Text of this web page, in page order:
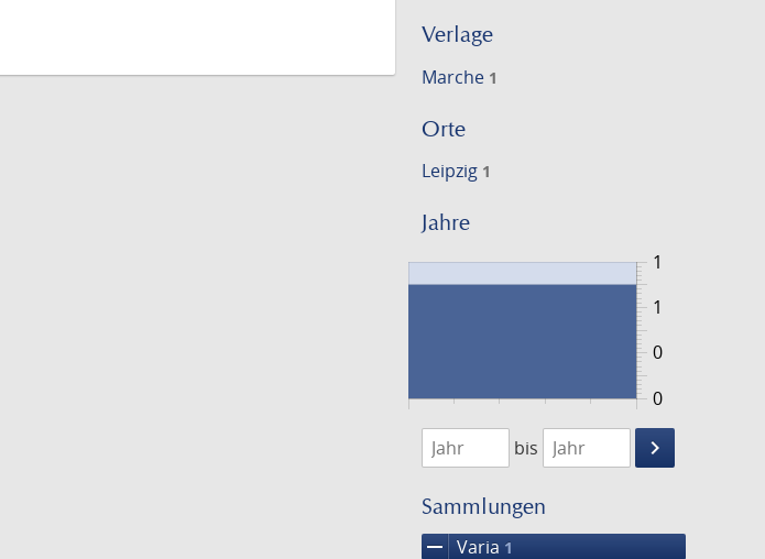
Verlage
Marche 1
Orte
Leipzig 1
Jahre
0
1
0
1
1756
1757
bis
keyboard_arrow_right
Suche
Sammlungen
remove Varia 1